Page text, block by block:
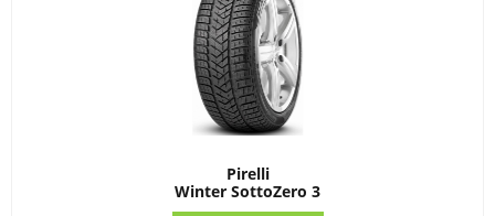
Pirelli
Winter SottoZero 3